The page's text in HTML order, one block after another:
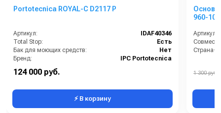
Portotecnica ROYAL-C D2117 P
Артикул:
IDAF40346
Total Stop:
Есть
Бак для моющих средств:
Нет
Бренд:
IPC Portotecnica
Грязевая фреза:
Длина шланга ВД (м):
124 000 руб.
⚡ В корзину
960-10
Артикул:
Страна-
1 300 руб.